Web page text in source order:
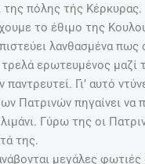
της πόλης τής Κέρκυρας.
το έθιμο της
λανθασμένα πως
τρελά ερωτευμένος μαζί
παντρευτεί. Γι’ αυτό
Πατρινών πηγαίνει να
Γύρω της οι
της.
μεγάλες φωτιές